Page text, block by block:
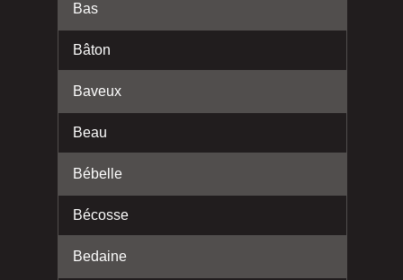
Bas
Bâton
Baveux
Beau
Bébelle
Bécosse
Bedaine